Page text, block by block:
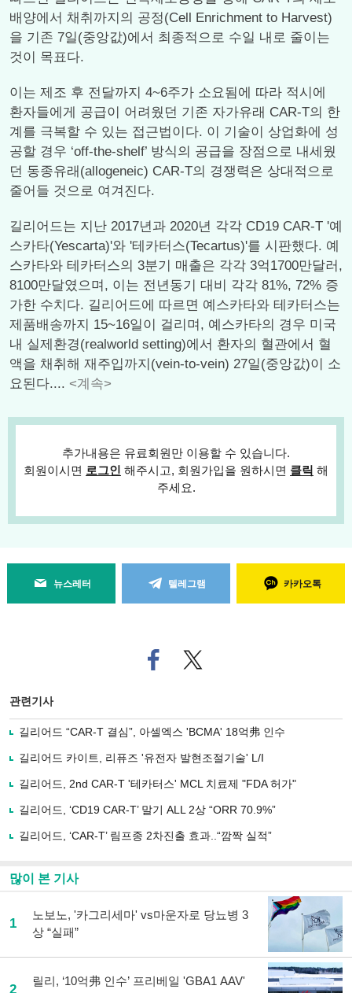
배양에서 채취까지의 공정(Cell Enrichment to Harvest)
을 기존 7일(중앙값)에서 최종적으로 수일 내로 줄이는
것이 목표다.
이는 제조 후 전달까지 4~6주가 소요됨에 따라 적시에
환자들에게 공급이 어려웠던 기존 자가유래 CAR-T의 한
계를 극복할 수 있는 접근법이다. 이 기술이 상업화에 성
공할 경우 ‘off-the-shelf’ 방식의 공급을 장점으로 내세웠
던 동종유래(allogeneic) CAR-T의 경쟁력은 상대적으로
줄어들 것으로 여겨진다.
길리어드는 지난 2017년과 2020년 각각 CD19 CAR-T '예
스카타(Yescarta)'와 '테카터스(Tecartus)'를 시판했다. 예
스카타와 테카터스의 3분기 매출은 각각 3억1700만달러,
8100만달였으며, 이는 전년동기 대비 각각 81%, 72% 증
가한 수치다. 길리어드에 따르면 예스카타와 테카터스는
제품배송까지 15~16일이 걸리며, 예스카타의 경우 미국
내 실제환경(realworld setting)에서 환자의 혈관에서 혈
액을 채취해 재주입까지(vein-to-vein) 27일(중앙값)이 소
요된다.... <계속>
추가내용은 유료회원만 이용할 수 있습니다.
회원이시면 로그인 해주시고, 회원가입을 원하시면 클릭 해
주세요.
뉴스레터 텔레그램 카카오톡
페
이
로
기
사
유
기
트위
터로
관련기사
길리어드 “CAR-T 결심”, 아셀엑스 'BCMA' 18억弗 인수
길리어드 카이트, 리퓨즈 '유전자 발현조절기술' L/I
길리어드, 2nd CAR-T '테카터스' MCL 치료제 "FDA 허가"
길리어드, ‘CD19 CAR-T’ 말기 ALL 2상 “ORR 70.9%”
길리어드, ‘CAR-T’ 림프종 2차진출 효과..“깜짝 실적”
많이 본 기사
1
노보노, '카그리세마' vs마운자로 당뇨병 3
상 “실패”
2
릴리, ‘10억弗 인수’ 프리베일 'GBA1 AAV'